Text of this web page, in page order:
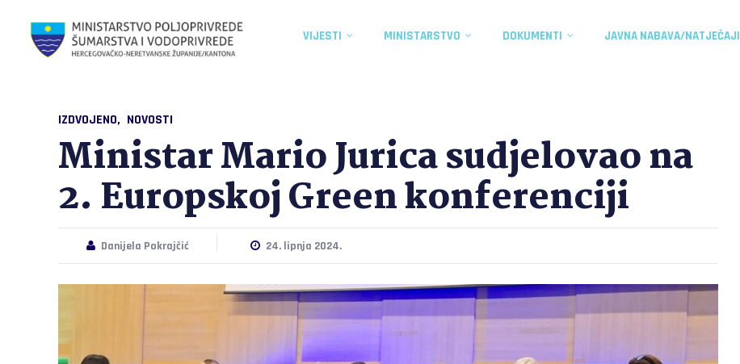
VIJESTI MINISTARSTVO DOKUMENTI JAVNA NABAVA/NATJEČAJI
IZDVOJENO NOVOSTI
Ministar Mario Jurica sudjelovao na
2. Europskoj Green konferenciji
Danijela Pokrajčić 24. lipnja 2024.